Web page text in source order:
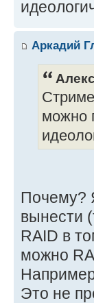
Аркадий
можно
Почему?
вынести
RAID в
можно
Это не